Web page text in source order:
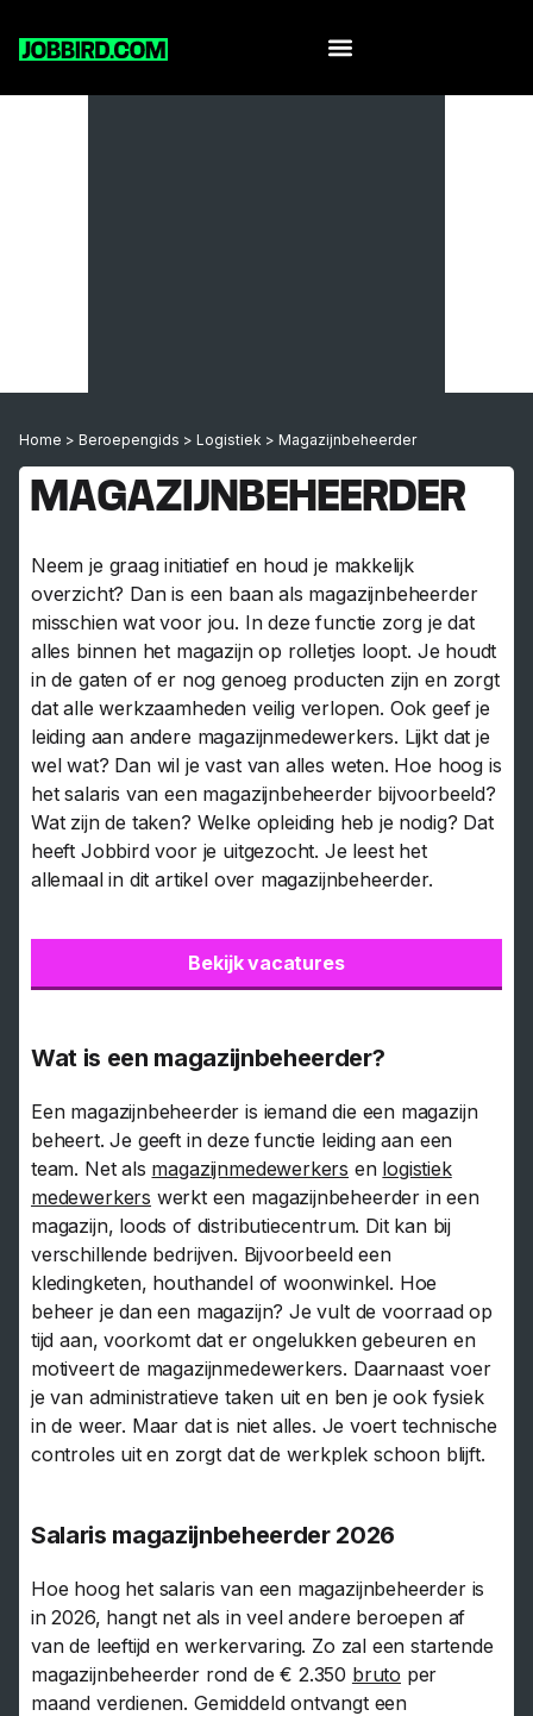
Home > Beroepengids > Logistiek > Magazijnbeheerder
MAGAZIJNBEHEERDER
Neem je graag initiatief en houd je makkelijk
overzicht? Dan is een baan als magazijnbeheerder
misschien wat voor jou. In deze functie zorg je dat
alles binnen het magazijn op rolletjes loopt. Je houdt
in de gaten of er nog genoeg producten zijn en zorgt
dat alle werkzaamheden veilig verlopen. Ook geef je
leiding aan andere magazijnmedewerkers. Lijkt dat je
wel wat? Dan wil je vast van alles weten. Hoe hoog is
het salaris van een magazijnbeheerder bijvoorbeeld?
Wat zijn de taken? Welke opleiding heb je nodig? Dat
heeft Jobbird voor je uitgezocht. Je leest het
allemaal in dit artikel over magazijnbeheerder.
Bekijk vacatures
Wat is een magazijnbeheerder?
Een magazijnbeheerder is iemand die een magazijn
beheert. Je geeft in deze functie leiding aan een
team. Net als magazijnmedewerkers en logistiek
medewerkers werkt een magazijnbeheerder in een
magazijn, loods of distributiecentrum. Dit kan bij
verschillende bedrijven. Bijvoorbeeld een
kledingketen, houthandel of woonwinkel. Hoe
beheer je dan een magazijn? Je vult de voorraad op
tijd aan, voorkomt dat er ongelukken gebeuren en
motiveert de magazijnmedewerkers. Daarnaast voer
je van administratieve taken uit en ben je ook fysiek
in de weer. Maar dat is niet alles. Je voert technische
controles uit en zorgt dat de werkplek schoon blijft.
Salaris magazijnbeheerder 2026
Hoe hoog het salaris van een magazijnbeheerder is
in 2026, hangt net als in veel andere beroepen af
van de leeftijd en werkervaring. Zo zal een startende
magazijnbeheerder rond de € 2.350 bruto per
maand verdienen. Gemiddeld ontvangt een